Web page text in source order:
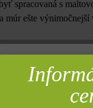
spracovaná s
múr ešte